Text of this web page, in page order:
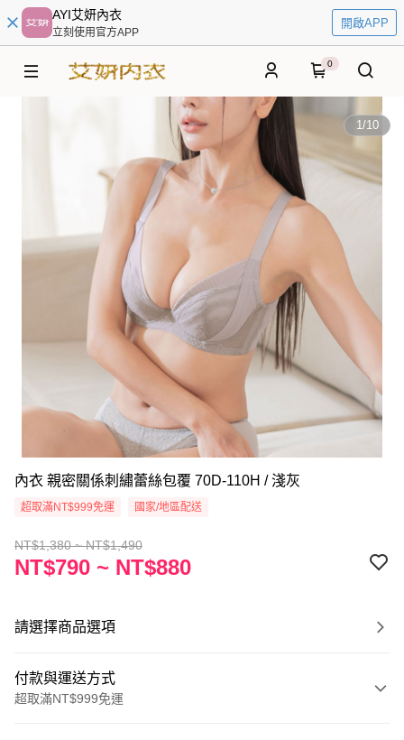
AYI艾妍內衣
立刻使用官方APP
開啟APP
0
1/10
內衣 親密關係刺繡蕾絲包覆 70D-110H / 淺灰
超取滿NT$999免運 國家/地區配送
NT$1,380 ~ NT$1,490
NT$790 ~ NT$880
請選擇商品選項
付款與運送方式
超取滿NT$999免運